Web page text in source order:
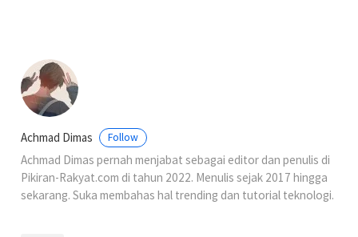
Achmad Dimas Follow
Achmad Dimas pernah menjabat sebagai editor dan penulis di
Pikiran-Rakyat.com di tahun 2022. Menulis sejak 2017 hingga
sekarang. Suka membahas hal trending dan tutorial teknologi.